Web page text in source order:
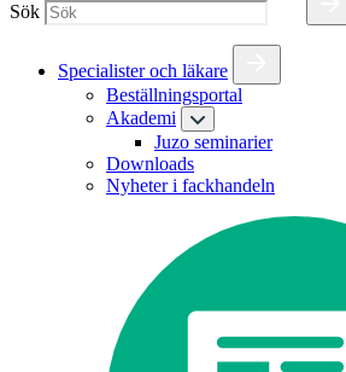
Sök
Specialister och läkare
Beställningsportal
Akademi
Juzo seminarier
Downloads
Nyheter i fackhandeln